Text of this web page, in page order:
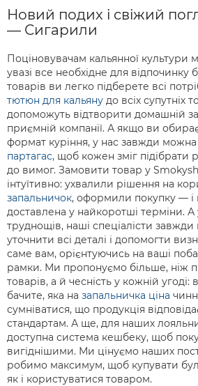
Новий подих і свіжий
— Сигарили
Поціновувачам кальянної
увазі все необхідне для відпочинку
товарів ви легко підберете всі
тютюн для кальяну до всіх супутніх
допоможуть відтворити домашній
приємній компанії. А якщо ви
формат куріння, у нас завжди можна
партагас, щоб кожен зміг підібрати
до вимог. Замовити товар у
інтуїтивно: ухвалили рішення на
запальничок, оформили покупку — і
доставлена у найкоротші терміни. А
труднощів, наші спеціалісти завжди
уточнити всі деталі і допомогти
саме вам, орієнтуючись на ваші
рамки. Ми пропонуємо більше, ніж
товарів, а й чесність у кожній угоді:
бачите, яка на запальничка ціна
сумніватися, що продукція
стандартам. А ще, для наших
доступна система кешбеку, щоб
вигіднішими. Ми цінуємо наших
робимо максимум, щоб купувати
як і користуватися товаром.